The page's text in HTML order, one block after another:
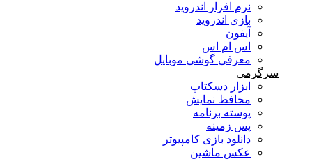
نرم افزار اندروید
بازی اندروید
آیفون
اس ام اس
معرفی گوشی موبایل
سرگرمی
ابزار دسکتاپ
محافظ نمایش
پوسته برنامه
پس زمینه
دانلود بازی کامپیوتر
عکس ماشین